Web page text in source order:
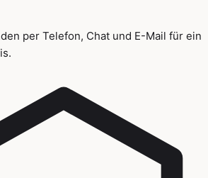
per Telefon, Chat und E-Mail für ein